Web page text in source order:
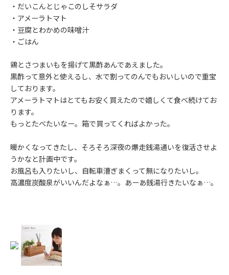
・だいこんとじゃこのしそサラダ
・アメーラトマト
・豆腐とわかめの味噌汁
・ごはん
鶏とさつまいもを揚げて黒酢あんであえました。
黒酢って意外と使えるし、水で割ってのんでもおいしいので重宝
しております。
アメーラトマトはとてもお安く買えたので嬉しくて食べ続けてお
ります。
もっとたべたいなー。箱で買ってくればよかった。
暖かくなってきたし、そろそろ深夜の爆走銭湯通いを復活させよ
うかなと計画中です。
お風呂も入りたいし、自転車漕ぎまくって無になりたいし。
高濃度炭酸泉がいいんだよなぁ…。あーあ銭湯行きたいなぁ…。